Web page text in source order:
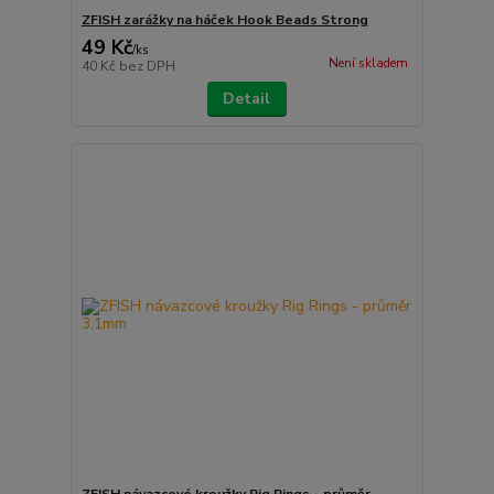
ZFISH zarážky na háček Hook Beads Strong
49 Kč/ks
40 Kč bez DPH Není skladem
Detail